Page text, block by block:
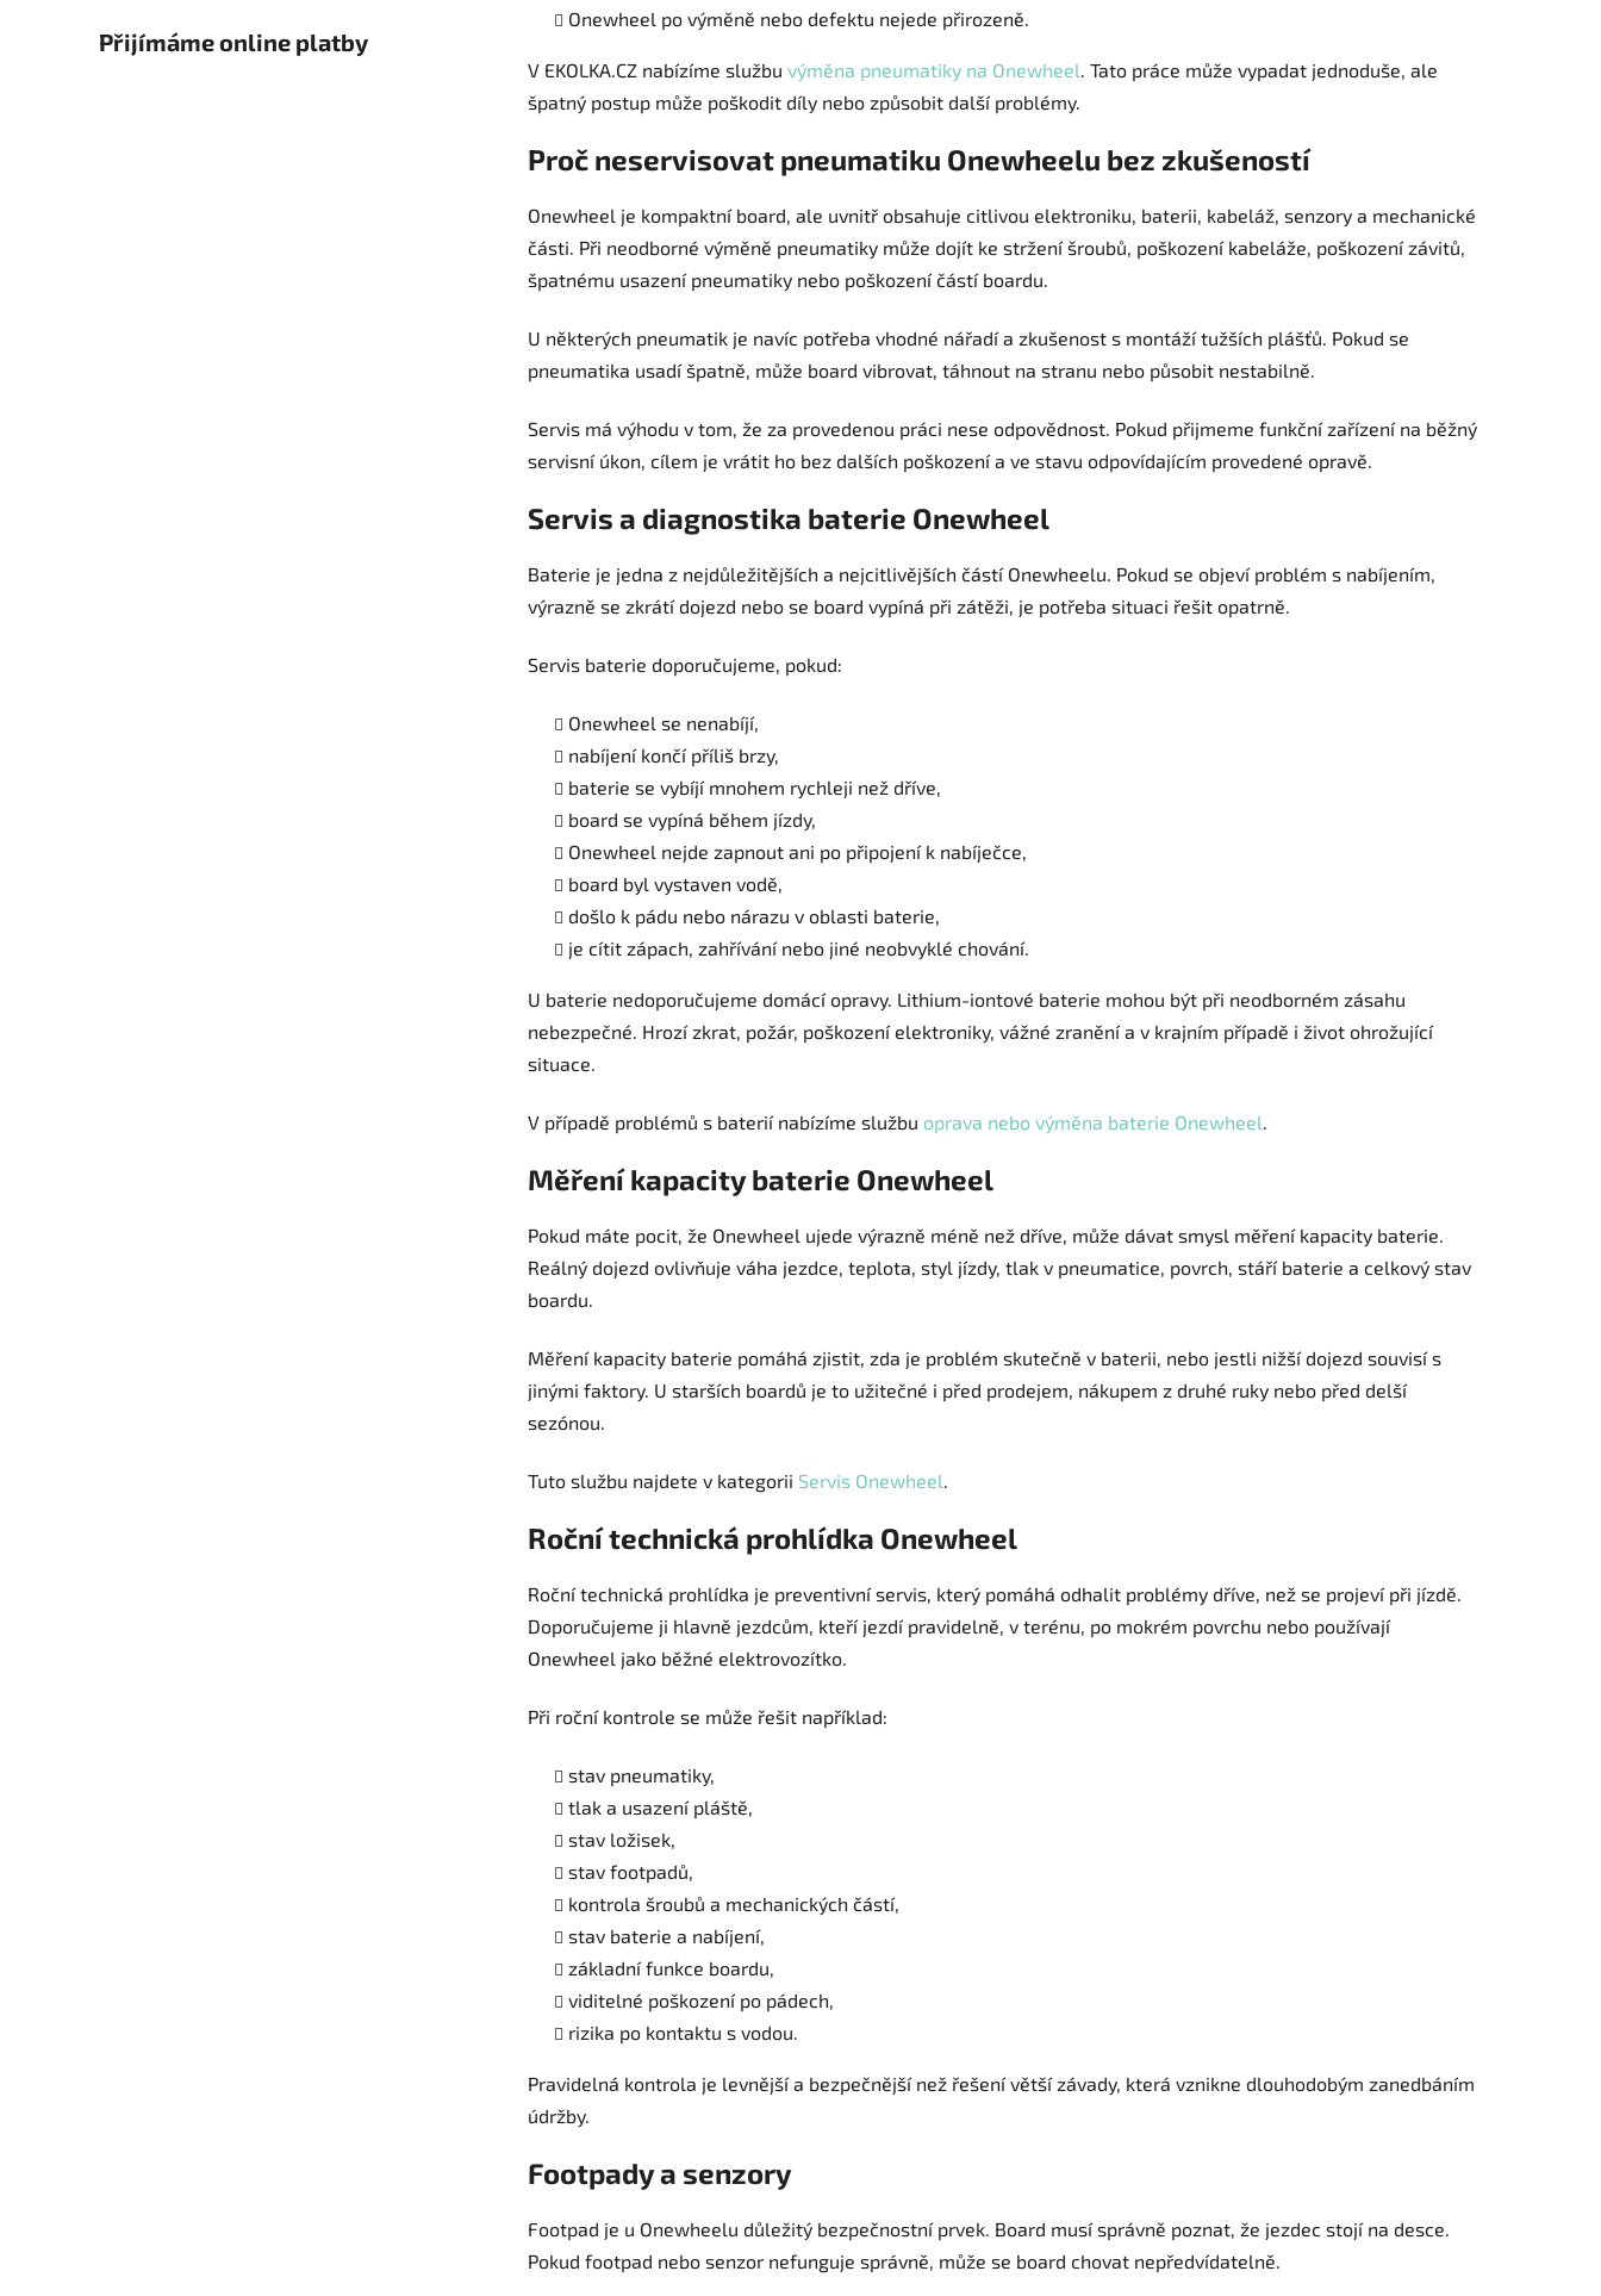
Přijímáme online platby
Onewheel po výměně nebo defektu nejede přirozeně.
V EKOLKA.CZ nabízíme službu výměna pneumatiky na Onewheel. Tato práce může vypadat jednoduše, ale
špatný postup může poškodit díly nebo způsobit další problémy.
Proč neservisovat pneumatiku Onewheelu bez zkušeností
Onewheel je kompaktní board, ale uvnitř obsahuje citlivou elektroniku, baterii, kabeláž, senzory a mechanické
části. Při neodborné výměně pneumatiky může dojít ke stržení šroubů, poškození kabeláže, poškození závitů,
špatnému usazení pneumatiky nebo poškození částí boardu.
U některých pneumatik je navíc potřeba vhodné nářadí a zkušenost s montáží tužších plášťů. Pokud se
pneumatika usadí špatně, může board vibrovat, táhnout na stranu nebo působit nestabilně.
Servis má výhodu v tom, že za provedenou práci nese odpovědnost. Pokud přijmeme funkční zařízení na běžný
servisní úkon, cílem je vrátit ho bez dalších poškození a ve stavu odpovídajícím provedené opravě.
Servis a diagnostika baterie Onewheel
Baterie je jedna z nejdůležitějších a nejcitlivějších částí Onewheelu. Pokud se objeví problém s nabíjením,
výrazně se zkrátí dojezd nebo se board vypíná při zátěži, je potřeba situaci řešit opatrně.
Servis baterie doporučujeme, pokud:
Onewheel se nenabíjí,
nabíjení končí příliš brzy,
baterie se vybíjí mnohem rychleji než dříve,
board se vypíná během jízdy,
Onewheel nejde zapnout ani po připojení k nabíječce,
board byl vystaven vodě,
došlo k pádu nebo nárazu v oblasti baterie,
je cítit zápach, zahřívání nebo jiné neobvyklé chování.
U baterie nedoporučujeme domácí opravy. Lithium-iontové baterie mohou být při neodborném zásahu
nebezpečné. Hrozí zkrat, požár, poškození elektroniky, vážné zranění a v krajním případě i život ohrožující
situace.
V případě problémů s baterií nabízíme službu oprava nebo výměna baterie Onewheel.
Měření kapacity baterie Onewheel
Pokud máte pocit, že Onewheel ujede výrazně méně než dříve, může dávat smysl měření kapacity baterie.
Reálný dojezd ovlivňuje váha jezdce, teplota, styl jízdy, tlak v pneumatice, povrch, stáří baterie a celkový stav
boardu.
Měření kapacity baterie pomáhá zjistit, zda je problém skutečně v baterii, nebo jestli nižší dojezd souvisí s
jinými faktory. U starších boardů je to užitečné i před prodejem, nákupem z druhé ruky nebo před delší
sezónou.
Tuto službu najdete v kategorii Servis Onewheel.
Roční technická prohlídka Onewheel
Roční technická prohlídka je preventivní servis, který pomáhá odhalit problémy dříve, než se projeví při jízdě.
Doporučujeme ji hlavně jezdcům, kteří jezdí pravidelně, v terénu, po mokrém povrchu nebo používají
Onewheel jako běžné elektrovozítko.
Při roční kontrole se může řešit například:
stav pneumatiky,
tlak a usazení pláště,
stav ložisek,
stav footpadů,
kontrola šroubů a mechanických částí,
stav baterie a nabíjení,
základní funkce boardu,
viditelné poškození po pádech,
rizika po kontaktu s vodou.
Pravidelná kontrola je levnější a bezpečnější než řešení větší závady, která vznikne dlouhodobým zanedbáním
údržby.
Footpady a senzory
Footpad je u Onewheelu důležitý bezpečnostní prvek. Board musí správně poznat, že jezdec stojí na desce.
Pokud footpad nebo senzor nefunguje správně, může se board chovat nepředvídatelně.